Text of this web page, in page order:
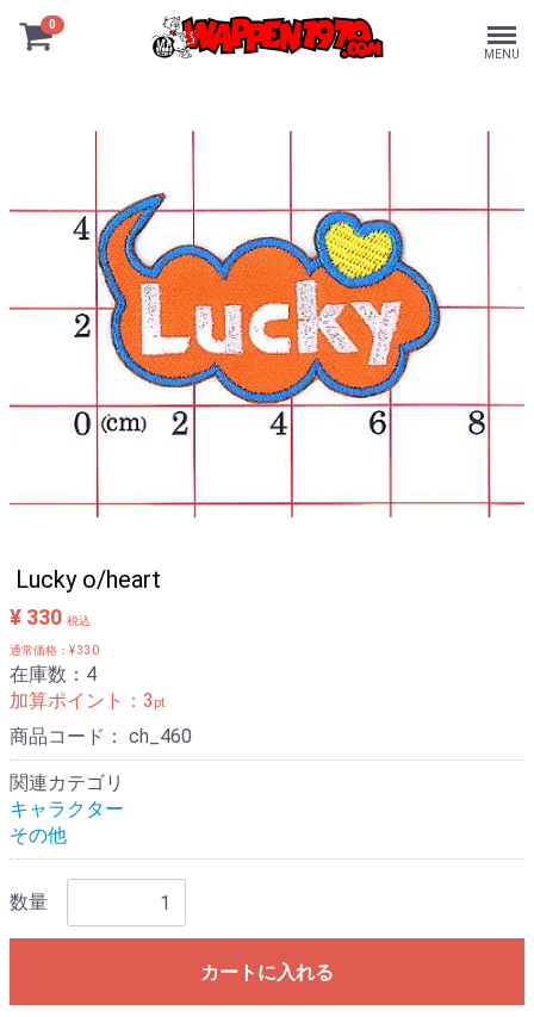
0
MENU
Lucky o/heart
¥ 330 税込
通常価格：¥ 330
在庫数：4
加算ポイント： 3 pt
商品コード： ch_460
関連カテゴリ
キャラクター
その他
数量
カートに入れる